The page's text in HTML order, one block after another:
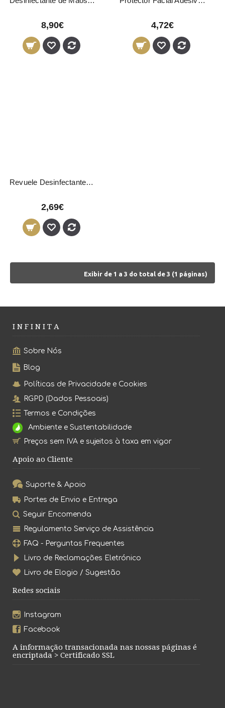
8,90€ 4,72€
Revuele Desinfectante de Mãos 100ml
2,69€
Exibir de 1 a 3 do total de 3 (1 páginas)
I N F I N I T A
Sobre Nós
Blog
Políticas de Privacidade e Cookies
RGPD (Dados Pessoais)
Termos e Condições
Ambiente e Sustentabilidade
Preços sem IVA e sujeitos à taxa em vigor
Apoio ao Cliente
Suporte & Apoio
Portes de Envio e Entrega
Seguir Encomenda
Regulamento Serviço de Assistência
FAQ - Perguntas Frequentes
Livro de Reclamações Eletrónico
Livro de Elogio / Sugestão
Redes sociais
Instagram
Facebook
A informação transacionada nas nossas páginas é
encriptada > Certificado SSL